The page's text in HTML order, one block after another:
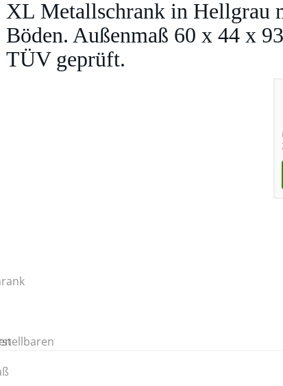
XL Metallschrank in Hellgrau
Böden. Außenmaß 60 x 44 x
TÜV geprüft.